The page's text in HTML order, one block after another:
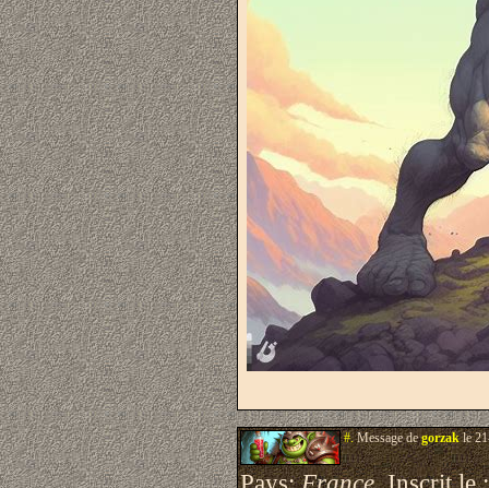
#.Message degorzakle